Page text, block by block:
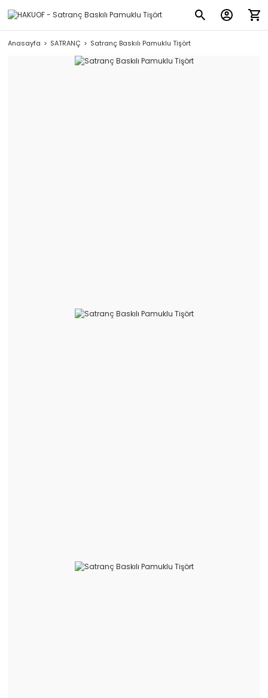
Anasayfa SATRANÇ Satranç Baskılı Pamuklu Tişört